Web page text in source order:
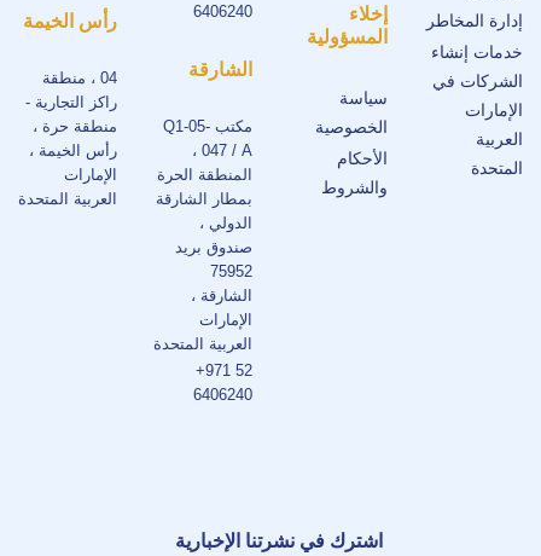
إدارة المخاطر
خدمات إنشاء
الشركات في
الإمارات
العربية
المتحدة
إخلاء
المسؤولية
سياسة
الخصوصية
الأحكام
والشروط
6406240
الشارقة
مكتب Q1-05-
047 / A ،
المنطقة الحرة
بمطار الشارقة
الدولي ،
صندوق بريد
75952
الشارقة ،
الإمارات
العربية المتحدة
+971 52
6406240
رأس الخيمة
04 ، منطقة
راكز التجارية -
منطقة حرة ،
رأس الخيمة ،
الإمارات
العربية المتحدة
اشترك في نشرتنا الإخبارية